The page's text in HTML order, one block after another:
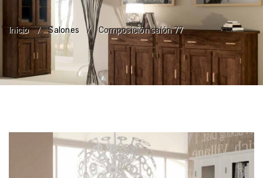
Inicio / Salones / Composición salón 77